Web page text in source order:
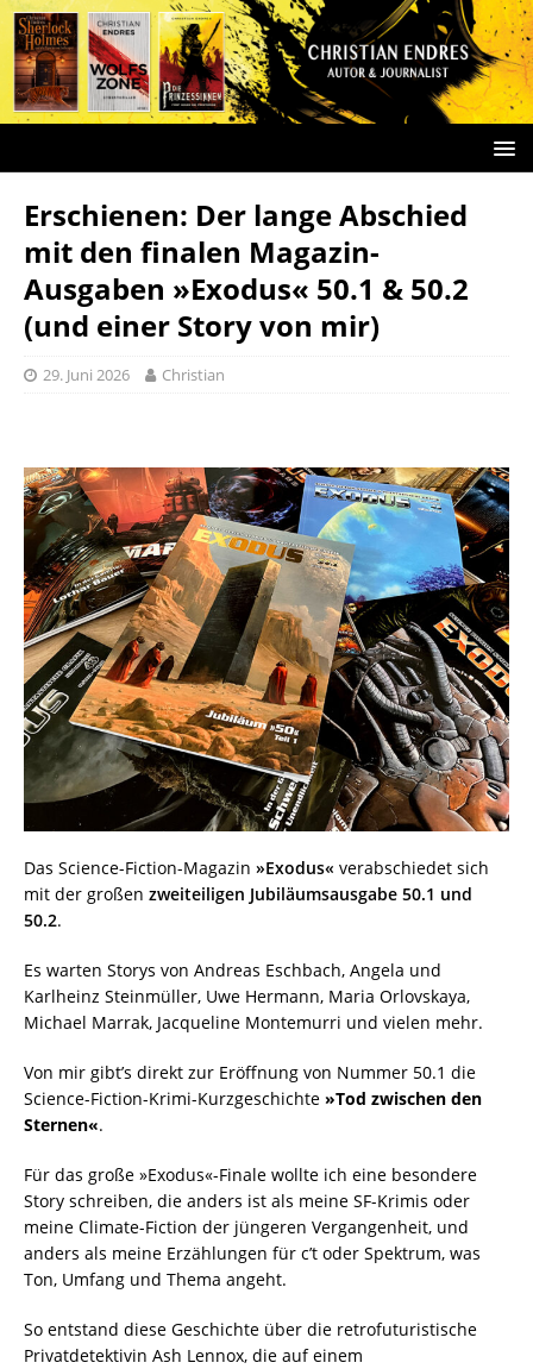
Erschienen: Der lange Abschied
mit den finalen Magazin-
Ausgaben »Exodus« 50.1 & 50.2
(und einer Story von mir)
29. Juni 2026 Christian
Das Science-Fiction-Magazin »Exodus« verabschiedet sich
mit der großen zweiteiligen Jubiläumsausgabe 50.1 und
50.2.
Es warten Storys von Andreas Eschbach, Angela und
Karlheinz Steinmüller, Uwe Hermann, Maria Orlovskaya,
Michael Marrak, Jacqueline Montemurri und vielen mehr.
Von mir gibt’s direkt zur Eröffnung von Nummer 50.1 die
Science-Fiction-Krimi-Kurzgeschichte »Tod zwischen den
Sternen«.
Für das große »Exodus«-Finale wollte ich eine besondere
Story schreiben, die anders ist als meine SF-Krimis oder
meine Climate-Fiction der jüngeren Vergangenheit, und
anders als meine Erzählungen für c’t oder Spektrum, was
Ton, Umfang und Thema angeht.
So entstand diese Geschichte über die retrofuturistische
Privatdetektivin Ash Lennox, die auf einem